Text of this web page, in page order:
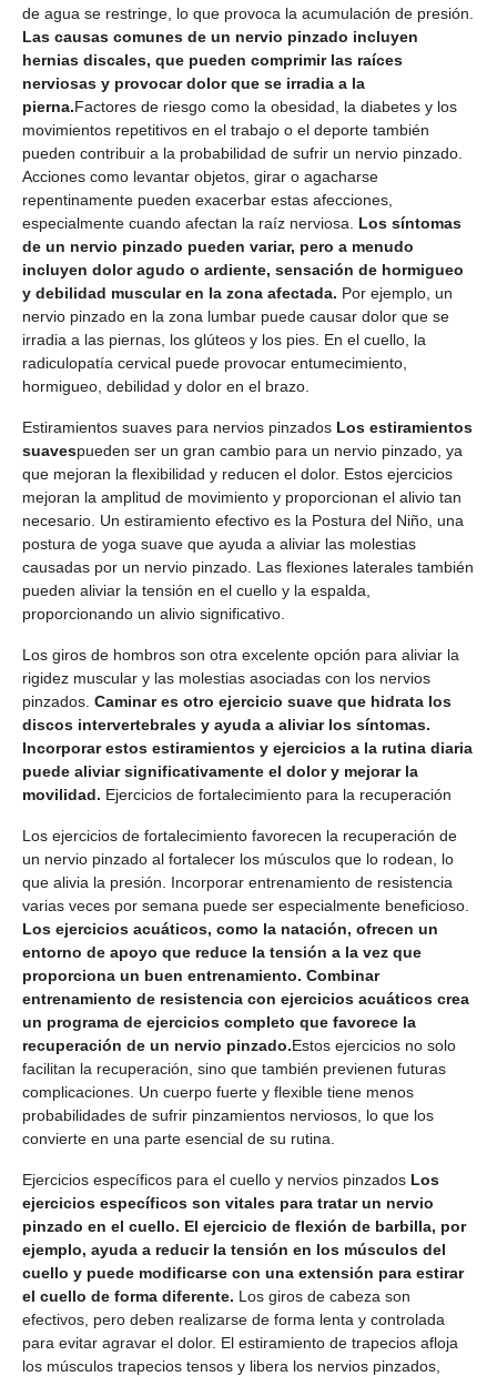
de agua se restringe, lo que provoca la acumulación de presión.
Las causas comunes de un nervio pinzado incluyen
hernias discales, que pueden comprimir las raíces
nerviosas y provocar dolor que se irradia a la
pierna.Factores de riesgo como la obesidad, la diabetes y los
movimientos repetitivos en el trabajo o el deporte también
pueden contribuir a la probabilidad de sufrir un nervio pinzado.
Acciones como levantar objetos, girar o agacharse
repentinamente pueden exacerbar estas afecciones,
especialmente cuando afectan la raíz nerviosa. Los síntomas
de un nervio pinzado pueden variar, pero a menudo
incluyen dolor agudo o ardiente, sensación de hormigueo
y debilidad muscular en la zona afectada. Por ejemplo, un
nervio pinzado en la zona lumbar puede causar dolor que se
irradia a las piernas, los glúteos y los pies. En el cuello, la
radiculopatía cervical puede provocar entumecimiento,
hormigueo, debilidad y dolor en el brazo.
Estiramientos suaves para nervios pinzados Los estiramientos
suavespueden ser un gran cambio para un nervio pinzado, ya
que mejoran la flexibilidad y reducen el dolor. Estos ejercicios
mejoran la amplitud de movimiento y proporcionan el alivio tan
necesario. Un estiramiento efectivo es la Postura del Niño, una
postura de yoga suave que ayuda a aliviar las molestias
causadas por un nervio pinzado. Las flexiones laterales también
pueden aliviar la tensión en el cuello y la espalda,
proporcionando un alivio significativo.
Los giros de hombros son otra excelente opción para aliviar la
rigidez muscular y las molestias asociadas con los nervios
pinzados. Caminar es otro ejercicio suave que hidrata los
discos intervertebrales y ayuda a aliviar los síntomas.
Incorporar estos estiramientos y ejercicios a la rutina diaria
puede aliviar significativamente el dolor y mejorar la
movilidad. Ejercicios de fortalecimiento para la recuperación
Los ejercicios de fortalecimiento favorecen la recuperación de
un nervio pinzado al fortalecer los músculos que lo rodean, lo
que alivia la presión. Incorporar entrenamiento de resistencia
varias veces por semana puede ser especialmente beneficioso.
Los ejercicios acuáticos, como la natación, ofrecen un
entorno de apoyo que reduce la tensión a la vez que
proporciona un buen entrenamiento. Combinar
entrenamiento de resistencia con ejercicios acuáticos crea
un programa de ejercicios completo que favorece la
recuperación de un nervio pinzado.Estos ejercicios no solo
facilitan la recuperación, sino que también previenen futuras
complicaciones. Un cuerpo fuerte y flexible tiene menos
probabilidades de sufrir pinzamientos nerviosos, lo que los
convierte en una parte esencial de su rutina.
Ejercicios específicos para el cuello y nervios pinzados Los
ejercicios específicos son vitales para tratar un nervio
pinzado en el cuello. El ejercicio de flexión de barbilla, por
ejemplo, ayuda a reducir la tensión en los músculos del
cuello y puede modificarse con una extensión para estirar
el cuello de forma diferente. Los giros de cabeza son
efectivos, pero deben realizarse de forma lenta y controlada
para evitar agravar el dolor. El estiramiento de trapecios afloja
los músculos trapecios tensos y libera los nervios pinzados,